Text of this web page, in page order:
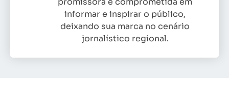
informar e inspirar o público,
deixando sua marca no cenário
jornalístico regional.